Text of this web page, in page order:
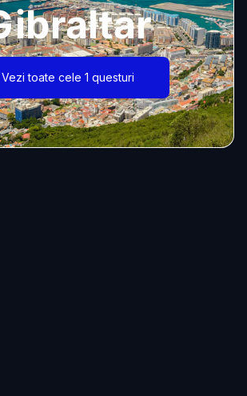
Vezi toate cele 1 questuri